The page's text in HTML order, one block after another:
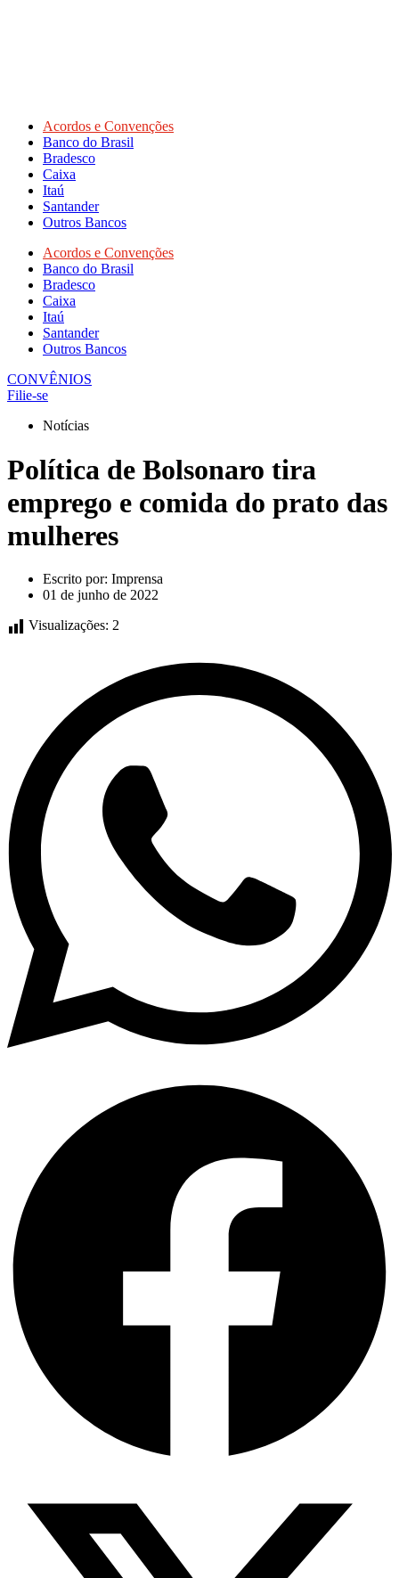
Acordos e Convenções
Banco do Brasil
Bradesco
Caixa
Itaú
Santander
Outros Bancos
Acordos e Convenções
Banco do Brasil
Bradesco
Caixa
Itaú
Santander
Outros Bancos
CONVÊNIOS
Filie-se
Notícias
Política de Bolsonaro tira
emprego e comida do prato das
mulheres
Escrito por: Imprensa
01 de junho de 2022
Visualizações: 2